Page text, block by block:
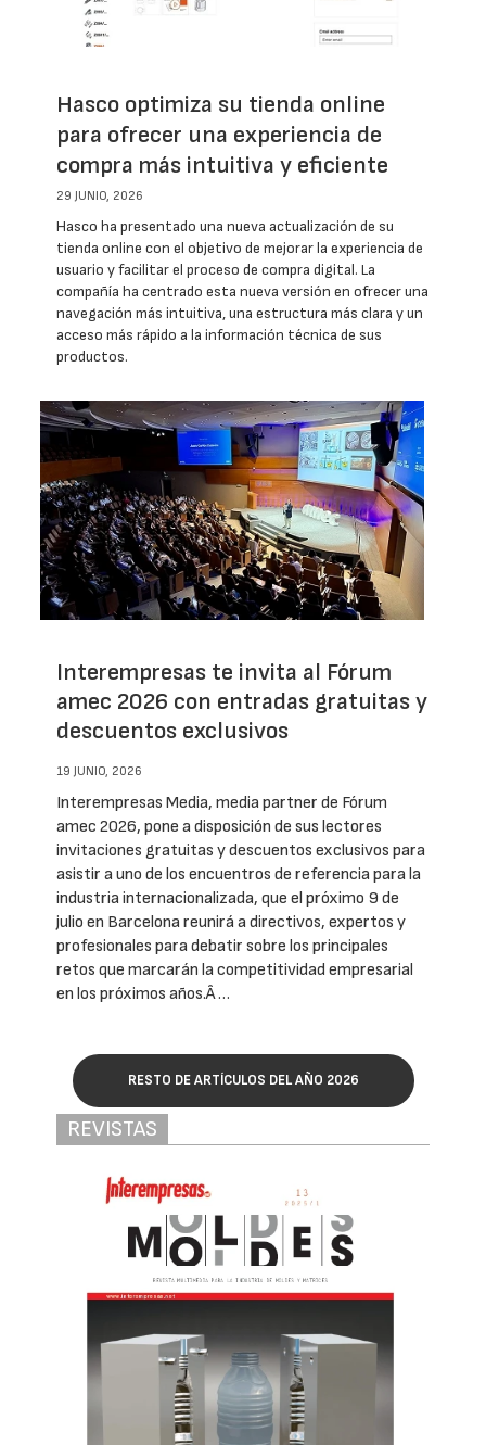
Hasco optimiza su tienda online
para ofrecer una experiencia de
compra más intuitiva y eficiente
29 JUNIO, 2026
Hasco ha presentado una nueva actualización de su
tienda online con el objetivo de mejorar la experiencia de
usuario y facilitar el proceso de compra digital. La
compañía ha centrado esta nueva versión en ofrecer una
navegación más intuitiva, una estructura más clara y un
acceso más rápido a la información técnica de sus
productos.
Interempresas te invita al Fórum
amec 2026 con entradas gratuitas y
descuentos exclusivos
19 JUNIO, 2026
Interempresas Media, media partner de Fórum
amec 2026, pone a disposición de sus lectores
invitaciones gratuitas y descuentos exclusivos para
asistir a uno de los encuentros de referencia para la
industria internacionalizada, que el próximo 9 de
julio en Barcelona reunirá a directivos, expertos y
profesionales para debatir sobre los principales
retos que marcarán la competitividad empresarial
en los próximos años.Â …
RESTO DE ARTÍCULOS DEL AÑO 2026
REVISTAS